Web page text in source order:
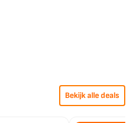
Bekijk alle deals